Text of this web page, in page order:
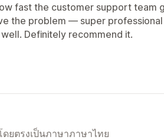
fast the customer support team
the problem — super
Definitely recommend it.
ยตรงเป็นภาษาภาษาไทย